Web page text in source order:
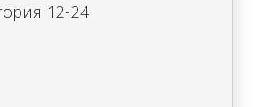
12-24